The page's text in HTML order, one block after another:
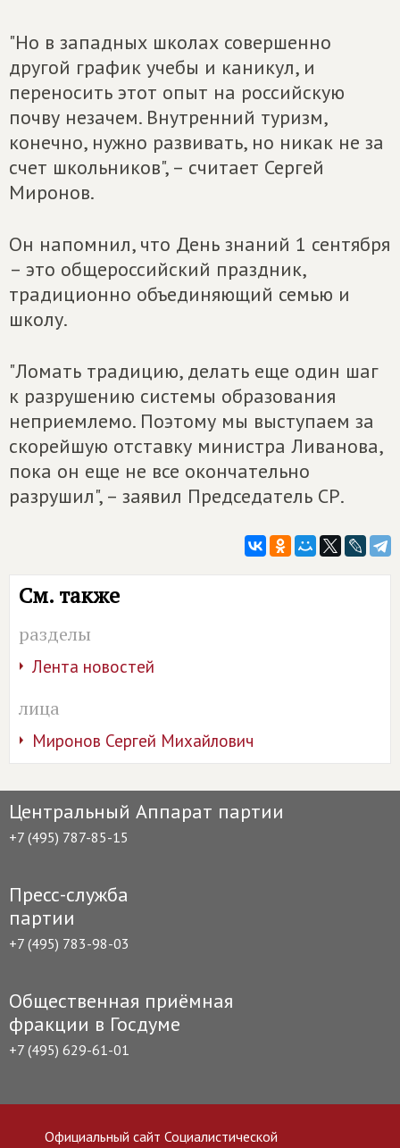
"Но в западных школах совершенно
другой график учебы и каникул, и
переносить этот опыт на российскую
почву незачем. Внутренний туризм,
конечно, нужно развивать, но никак не за
счет школьников", – считает Сергей
Миронов.
Он напомнил, что День знаний 1 сентября
– это общероссийский праздник,
традиционно объединяющий семью и
школу.
"Ломать традицию, делать еще один шаг
к разрушению системы образования
неприемлемо. Поэтому мы выступаем за
скорейшую отставку министра Ливанова,
пока он еще не все окончательно
разрушил", – заявил Председатель СР.
См. также
разделы
Лента новостей
лица
Миронов Сергей Михайлович
Центральный Аппарат партии
+7 (495) 787-85-15
Пресс-служба
партии
+7 (495) 783-98-03
Общественная приёмная
фракции в Госдуме
+7 (495) 629-61-01
Официальный сайт Социалистической